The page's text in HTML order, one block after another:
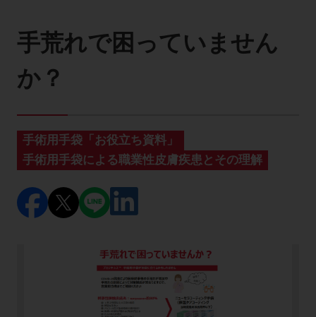
製品に関するお知らせ
添付文書
お問い合わせ
セミナー
手荒れで困っていません
か？
手術用手袋「お役立ち資料」
手術用手袋による職業性皮膚疾患とその理解